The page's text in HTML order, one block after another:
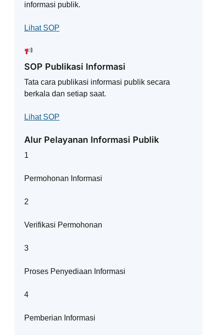
informasi publik.
Lihat SOP
SOP Publikasi Informasi
Tata cara publikasi informasi publik secara
berkala dan setiap saat.
Lihat SOP
Alur Pelayanan Informasi Publik
1
Permohonan Informasi
2
Verifikasi Permohonan
3
Proses Penyediaan Informasi
4
Pemberian Informasi